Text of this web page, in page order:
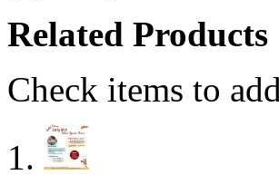
Related Products
Check items to